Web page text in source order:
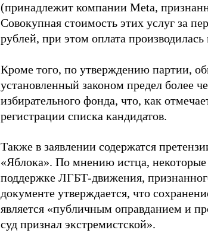
(принадлежит компании Meta,
Совокупная стоимость этих услуг за
рублей, при этом оплата
Кроме того, по утверждению партии,
установленный законом предел более
избирательного фонда, что, как
регистрации списка кандидатов.
Также в заявлении содержатся
«Яблока». По мнению истца,
поддержке ЛГБТ-движения,
документе утверждается, что
является «публичным оправданием и
суд признал экстремистской».